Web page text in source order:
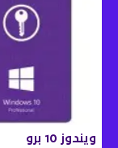
ويندوز 10 برو